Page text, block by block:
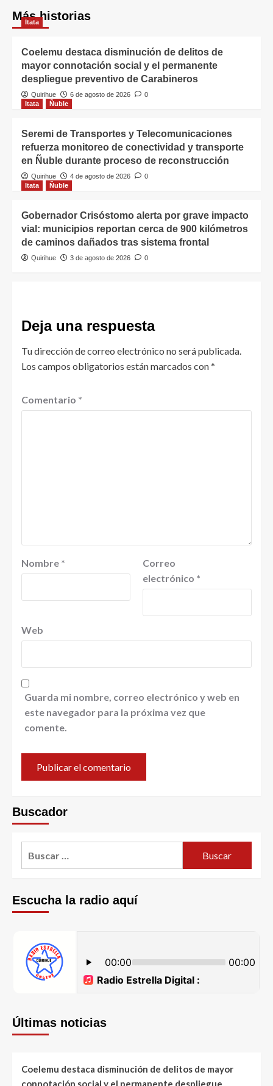
Más historias
Itata
Coelemu destaca disminución de delitos de
mayor connotación social y el permanente
despliegue preventivo de Carabineros
Quirihue 6 de agosto de 2026
0
Itata
Ñuble
Seremi de Transportes y Telecomunicaciones
refuerza monitoreo de conectividad y transporte
en Ñuble durante proceso de reconstrucción
Quirihue 4 de agosto de 2026
0
Itata
Ñuble
Gobernador Crisóstomo alerta por grave impacto
vial: municipios reportan cerca de 900 kilómetros
de caminos dañados tras sistema frontal
Quirihue 3 de agosto de 2026 0
Deja una respuesta
Tu dirección de correo electrónico no será publicada.
Los campos obligatorios están marcados con*
Comentario *
Nombre *
Correo
electrónico *
Web
Guarda mi nombre, correo electrónico y web en
este navegador para la próxima vez que
comente.
Buscador
Escucha la radio aquí
Últimas noticias
Coelemu destaca disminución de delitos de mayor
connotación social y el permanente despliegue